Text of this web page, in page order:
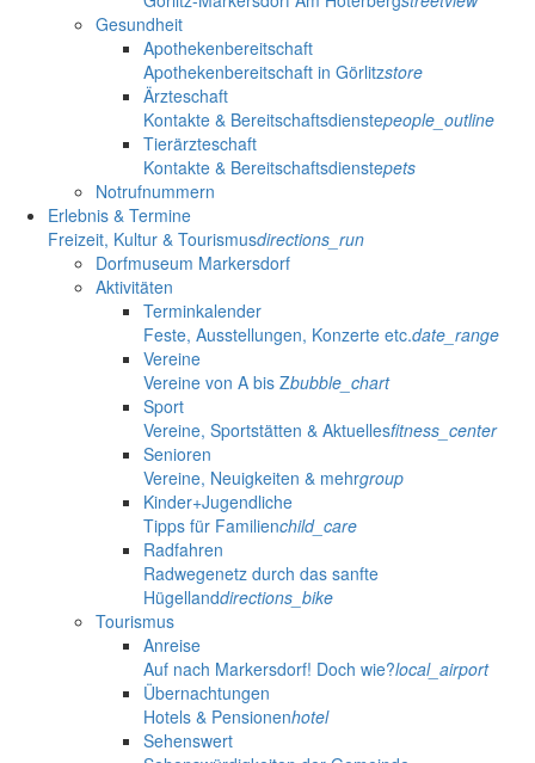
Gesundheit
Apothekenbereitschaft
Apothekenbereitschaft in Görlitzstore
Ärzteschaft
Kontakte & Bereitschaftsdienstepeople_outline
Tierärzteschaft
Kontakte & Bereitschaftsdienstepets
Notrufnummern
Erlebnis & Termine
Freizeit, Kultur & Tourismusdirections_run
Dorfmuseum Markersdorf
Aktivitäten
Terminkalender
Feste, Ausstellungen, Konzerte etc.date_range
Vereine
Vereine von A bis Zbubble_chart
Sport
Vereine, Sportstätten & Aktuellesfitness_center
Senioren
Vereine, Neuigkeiten & mehrgroup
Kinder+Jugendliche
Tipps für Familienchild_care
Radfahren
Radwegenetz durch das sanfte
Hügellanddirections_bike
Tourismus
Anreise
Auf nach Markersdorf! Doch wie?local_airport
Übernachtungen
Hotels & Pensionenhotel
Sehenswert